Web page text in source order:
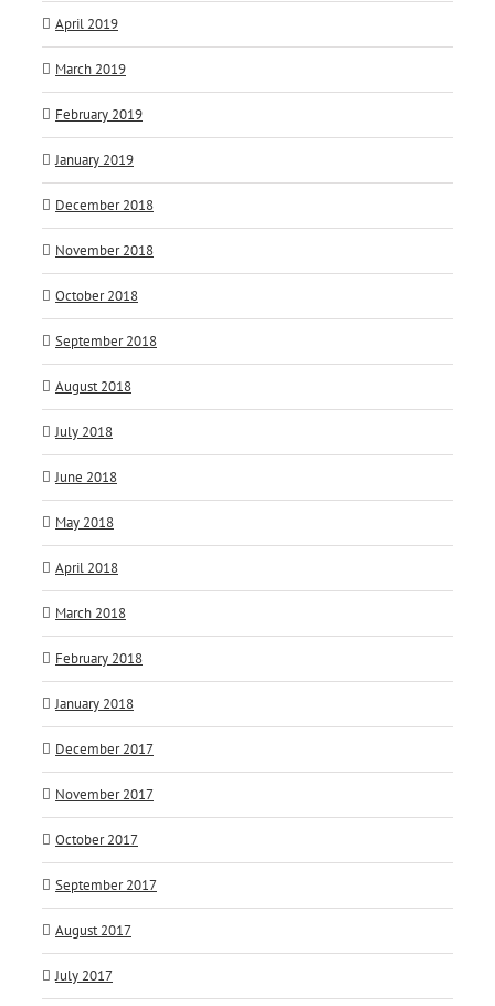
April 2019
March 2019
February 2019
January 2019
December 2018
November 2018
October 2018
September 2018
August 2018
July 2018
June 2018
May 2018
April 2018
March 2018
February 2018
January 2018
December 2017
November 2017
October 2017
September 2017
August 2017
July 2017